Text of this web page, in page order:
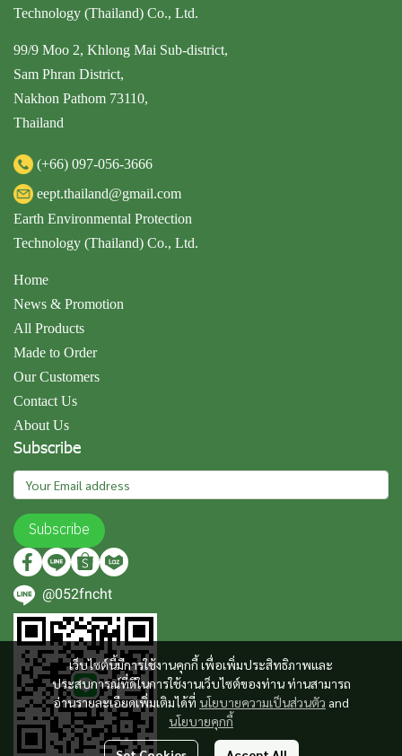
เว็บไซต์นี้มีการใช้งานคุกกี้ เพื่อเพิ่มประสิทธิภาพและ
ประสบการณ์ที่ดีในการใช้งานเว็บไซต์ของท่าน ท่านสามารถ
อ่านรายละเอียดเพิ่มเติมได้ที่ นโยบายความเป็นส่วนตัว and
นโยบายคุกกี้
Technology (Thailand) Co., Ltd.
99/9 Moo 2, Khlong Mai Sub-district,
Sam Phran District,
Nakhon Pathom 73110,
Thailand
(+66) 097-056-3666
eept.thailand@gmail.com
Earth Environmental Protection
Technology (Thailand) Co., Ltd.
Home
News & Promotion
All Products
Made to Order
Our Customers
Contact Us
About Us
Subscribe
Subscribe
@052fncht